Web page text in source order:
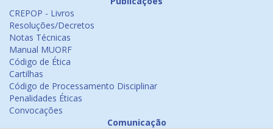
CREPOP - Livros
Resoluções/Decretos
Notas Técnicas
Manual MUORF
Código de Ética
Cartilhas
Código de Processamento Disciplinar
Penalidades Éticas
Convocações
Comunicação